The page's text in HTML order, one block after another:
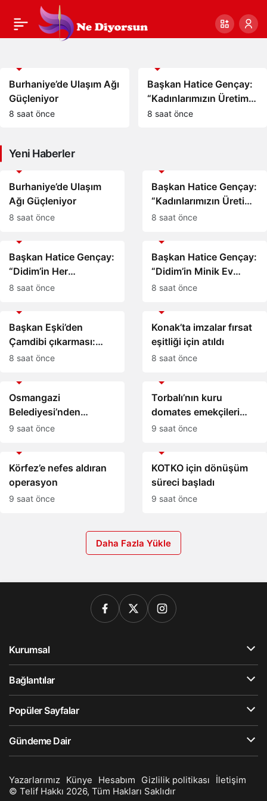
Burhaniye’de Ulaşım Ağı Güçleniyor
Burhaniye Belediyesi Fen İşleri Müdürlüğü ekipleri, ilçe genelinde
ulaşımı daha güvenli ve konforlu hale getirmek amacıyla yol yapım,
bakım ve onarım çalışmalarını aralıksız sürdürüyor.
Başkan Hatice Gençay:
“Kadınlarımızın Üretim
Başkan Hatice Gençay:
“Didim’in Her
Gündüz Sahadayız”
Başkan Hatice Gençay:
“Didim’in Minik Ev
Edeceğiz”
Başkan Eşki’den
Bornova’nın
hizmetindeyiz”
Burhaniye’de Ulaşım Ağı
Güçleniyor
8 saat önce
Başkan Hatice Gençay:
“Kadınlarımızın Üretim
Gücünü Destekliyoruz”
8 saat önce
Yeni Haberler
Burhaniye’de Ulaşım
Ağı Güçleniyor
8 saat önce
Başkan Hatice Gençay:
“Kadınlarımızın Üretim
Gücünü Destekliyoruz”
8 saat önce
Başkan Hatice Gençay:
“Didim’in Her
Noktasında Gece
8 saat önce
Başkan Hatice Gençay:
“Didim’in Minik Ev
Sahiplerine Sahip
Edeceğiz”
8 saat önce
Başkan Eşki’den
Çamdibi çıkarması:
“Halkımızın içinde,
hizmetindeyiz”
8 saat önce
Konak’ta imzalar fırsat
eşitliği için atıldı
8 saat önce
Osmangazi
Belediyesi’nden
İstihdam Sağlayan
9 saat önce
Torbalı’nın kuru
domates emekçileri
yalnız bırakılmadı
9 saat önce
Körfez’e nefes aldıran
operasyon
9 saat önce
KOTKO için dönüşüm
süreci başladı
9 saat önce
Daha Fazla Yükle
Kurumsal
Bağlantılar
Popüler Sayfalar
Gündeme Dair
Yazarlarımız Künye Hesabım Gizlilik politikası
İletişim
© Telif Hakkı 2026, Tüm Hakları Saklıdır